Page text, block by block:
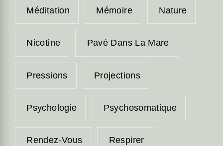
Méditation Mémoire Nature
Nicotine Pavé Dans La Mare
Pressions Projections
Psychologie Psychosomatique
Rendez-Vous Respirer